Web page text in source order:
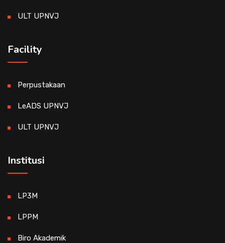
ULT UPNVJ
Facility
Perpustakaan
LeADS UPNVJ
ULT UPNVJ
Institusi
LP3M
LPPM
Biro Akademik